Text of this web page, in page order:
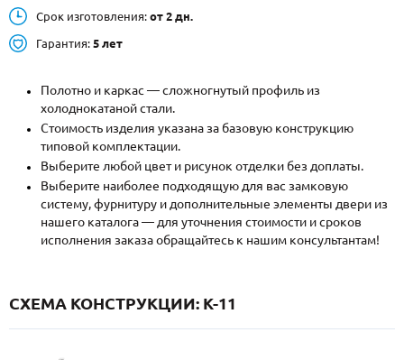
НАЙТИ:
+7 (495) 411-44-41
INFO@META-M.RU
ЗАПРОСИТЬ РАСЧЕТ
Каталог Распродажа Как купить
Записаться на замер
Срок изготовления: от 2 дн.
Гарантия: 5 лет
Полотно и каркас — сложногнутый профиль из
холоднокатаной стали.
Стоимость изделия указана за базовую конструкцию
типовой комплектации.
Выберите любой цвет и рисунок отделки без доплаты.
Выберите наиболее подходящую для вас замковую
систему, фурнитуру и дополнительные элементы двери из
нашего каталога — для уточнения стоимости и сроков
исполнения заказа обращайтесь к нашим консультантам!
СХЕМА КОНСТРУКЦИИ: K-11